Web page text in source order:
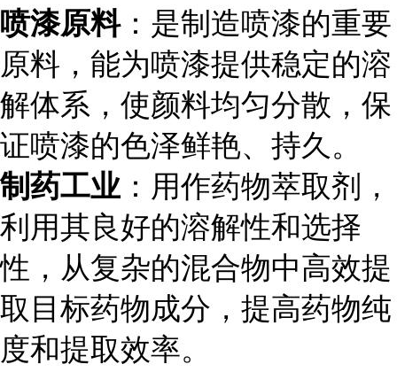
喷漆原料：是制造喷漆的重要
原料，能为喷漆提供稳定的溶
解体系，使颜料均匀分散，保
证喷漆的色泽鲜艳、持久。
制药工业 ：用作药物萃取剂，
利用其良好的溶解性和选择
性，从复杂的混合物中高效提
取目标药物成分，提高药物纯
度和提取效率。